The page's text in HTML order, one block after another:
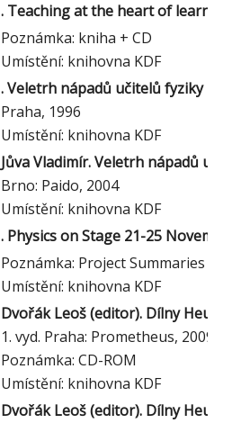
. Teaching at the heart of
Poznámka: kniha + CD
Umístění: knihovna KDF
. Veletrh nápadů učitelů fyziky 1 -
Praha, 1996
Umístění: knihovna KDF
Jůva Vladimír. Veletrh nápadů
Brno: Paido, 2004
Umístění: knihovna KDF
. Physics on Stage 21-25
Poznámka: Project Summaries
Umístění: knihovna KDF
Dvořák Leoš (editor). Dílny
1. vyd. Praha: Prometheus, 2009
Poznámka: CD-ROM
Umístění: knihovna KDF
Dvořák Leoš (editor). Dílny